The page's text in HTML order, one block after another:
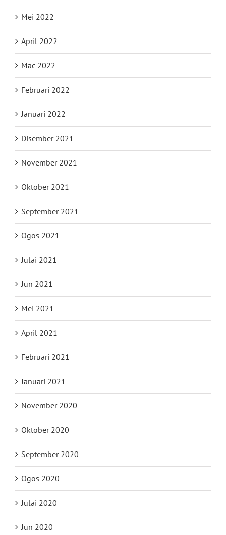
Mei 2022
April 2022
Mac 2022
Februari 2022
Januari 2022
Disember 2021
November 2021
Oktober 2021
September 2021
Ogos 2021
Julai 2021
Jun 2021
Mei 2021
April 2021
Februari 2021
Januari 2021
November 2020
Oktober 2020
September 2020
Ogos 2020
Julai 2020
Jun 2020